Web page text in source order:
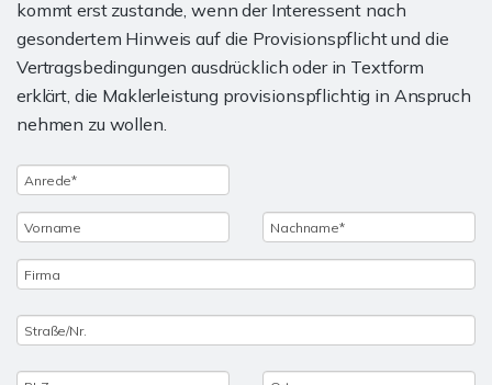
kommt erst zustande, wenn der Interessent nach
gesondertem Hinweis auf die Provisionspflicht und die
Vertragsbedingungen ausdrücklich oder in Textform
erklärt, die Maklerleistung provisionspflichtig in Anspruch
nehmen zu wollen.